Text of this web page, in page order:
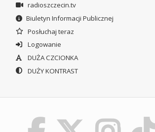
radioszczecin.tv
Biuletyn Informacji Publicznej
Posłuchaj teraz
Logowanie
DUŻA CZCIONKA
DUŻY KONTRAST